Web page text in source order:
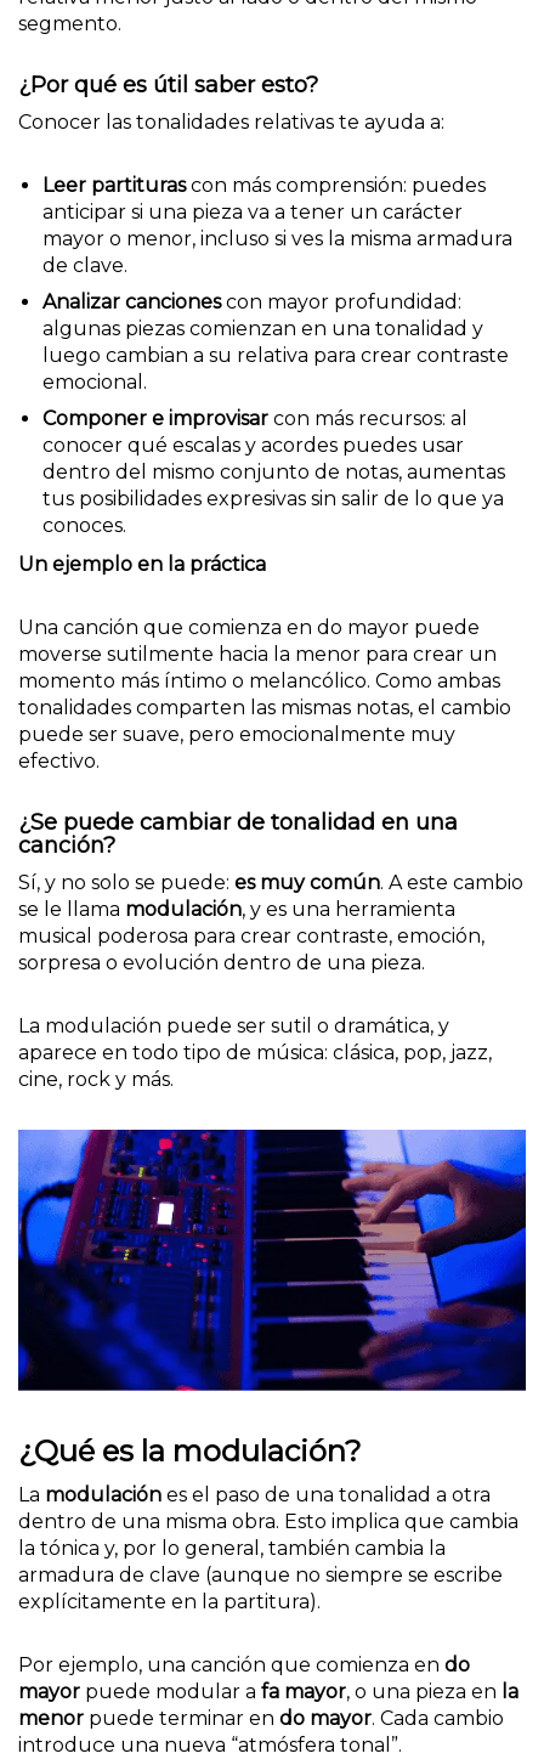
segmento.
¿Por qué es útil saber esto?
Conocer las tonalidades relativas te ayuda a:
Leer partiturascon más comprensión: puedes
anticipar si una pieza va a tener un carácter
mayor o menor, incluso si ves la misma armadura
de clave.
Analizar cancionescon mayor profundidad:
algunas piezas comienzan en una tonalidad y
luego cambian a su relativa para crear contraste
emocional.
Componer e improvisar con más recursos: al
conocer qué escalas y acordes puedes usar
dentro del mismo conjunto de notas, aumentas
tus posibilidades expresivas sin salir de lo que ya
conoces.
Un ejemplo en la práctica
Una canción que comienza en do mayor puede
moverse sutilmente hacia la menor para crear un
momento más íntimo o melancólico. Como ambas
tonalidades comparten las mismas notas, el cambio
puede ser suave, pero emocionalmente muy
efectivo.
¿Se puede cambiar de tonalidad en una
canción?
Sí, y no solo se puede: es muy común. A este cambio
se le llama modulación, y es una herramienta
musical poderosa para crear contraste, emoción,
sorpresa o evolución dentro de una pieza.
La modulación puede ser sutil o dramática, y
aparece en todo tipo de música: clásica, pop, jazz,
cine, rock y más.
¿Qué es la modulación?
La modulación es el paso de una tonalidad a otra
dentro de una misma obra. Esto implica que cambia
la tónica y, por lo general, también cambia la
armadura de clave (aunque no siempre se escribe
explícitamente en la partitura).
Por ejemplo, una canción que comienza en do
mayor puede modular a fa mayor, o una pieza en la
menor puede terminar en do mayor. Cada cambio
introduce una nueva “atmósfera tonal”.